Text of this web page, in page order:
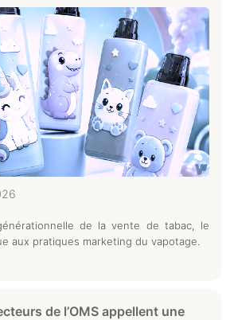
de la vente de tabac, le
aux pratiques marketing du vapotage.
de l’OMS appellent une